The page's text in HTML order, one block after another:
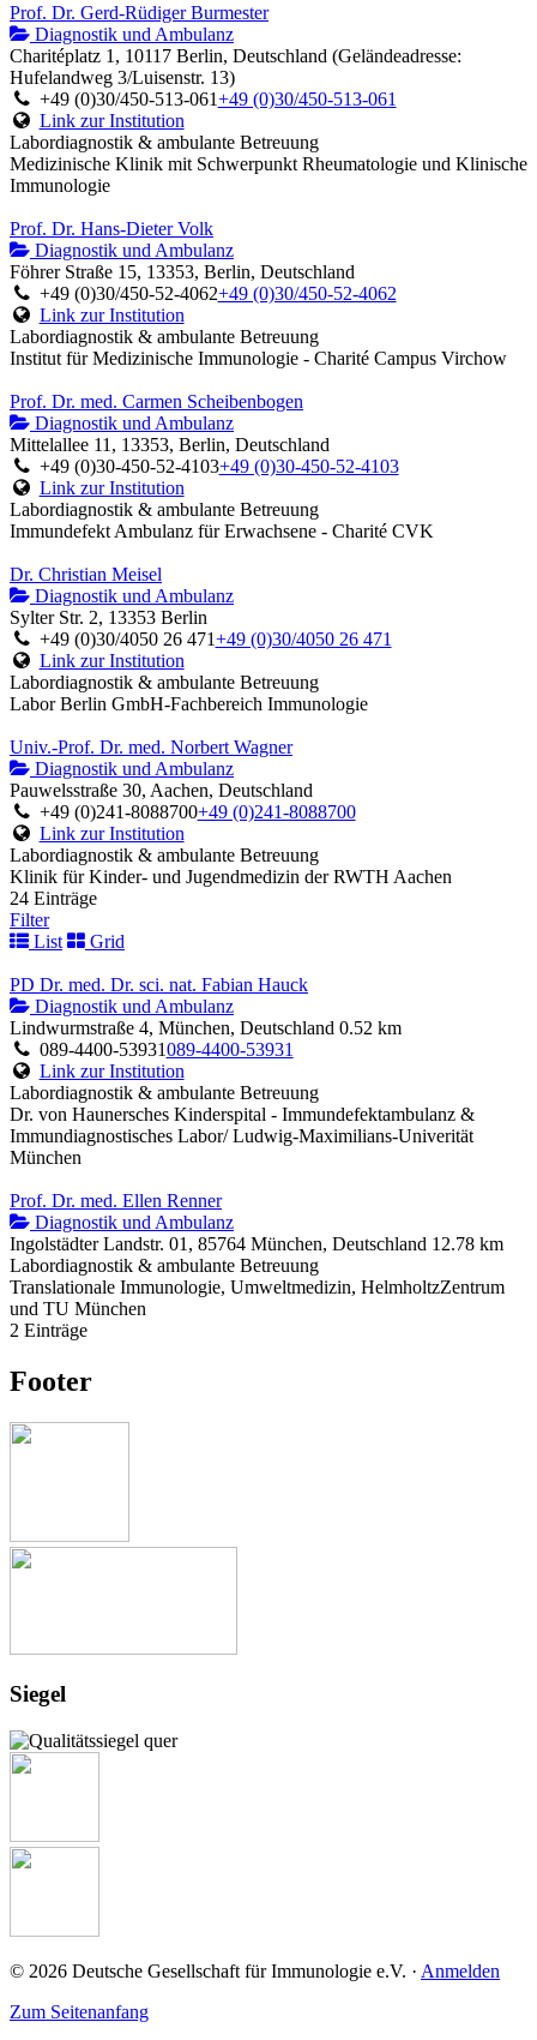
Prof. Dr. Gerd-Rüdiger Burmester
Diagnostik und Ambulanz
Charitéplatz 1, 10117 Berlin, Deutschland (Geländeadresse:
Hufelandweg 3/Luisenstr. 13)
+49 (0)30/450-513-061+49 (0)30/450-513-061
Link zur Institution
Labordiagnostik & ambulante Betreuung
Medizinische Klinik mit Schwerpunkt Rheumatologie und Klinische
Immunologie
Prof. Dr. Hans-Dieter Volk
Diagnostik und Ambulanz
Föhrer Straße 15, 13353, Berlin, Deutschland
+49 (0)30/450-52-4062+49 (0)30/450-52-4062
Link zur Institution
Labordiagnostik & ambulante Betreuung
Institut für Medizinische Immunologie - Charité Campus Virchow
Prof. Dr. med. Carmen Scheibenbogen
Diagnostik und Ambulanz
Mittelallee 11, 13353, Berlin, Deutschland
+49 (0)30-450-52-4103+49 (0)30-450-52-4103
Link zur Institution
Labordiagnostik & ambulante Betreuung
Immundefekt Ambulanz für Erwachsene - Charité CVK
Dr. Christian Meisel
Diagnostik und Ambulanz
Sylter Str. 2, 13353 Berlin
+49 (0)30/4050 26 471+49 (0)30/4050 26 471
Link zur Institution
Labordiagnostik & ambulante Betreuung
Labor Berlin GmbH-Fachbereich Immunologie
Univ.-Prof. Dr. med. Norbert Wagner
Diagnostik und Ambulanz
Pauwelsstraße 30, Aachen, Deutschland
+49 (0)241-8088700+49 (0)241-8088700
Link zur Institution
Labordiagnostik & ambulante Betreuung
Klinik für Kinder- und Jugendmedizin der RWTH Aachen
24 Einträge
Filter
List
Grid
PD Dr. med. Dr. sci. nat. Fabian Hauck
Diagnostik und Ambulanz
Lindwurmstraße 4, München, Deutschland 0.52 km
089-4400-53931089-4400-53931
Link zur Institution
Labordiagnostik & ambulante Betreuung
Dr. von Haunersches Kinderspital - Immundefektambulanz &
Immundiagnostisches Labor/ Ludwig-Maximilians-Univerität
München
Prof. Dr. med. Ellen Renner
Diagnostik und Ambulanz
Ingolstädter Landstr. 01, 85764 München, Deutschland 12.78 km
Labordiagnostik & ambulante Betreuung
Translationale Immunologie, Umweltmedizin, HelmholtzZentrum
und TU München
2 Einträge
Footer
Siegel
© 2026 Deutsche Gesellschaft für Immunologie e.V. · Anmelden
Zum Seitenanfang